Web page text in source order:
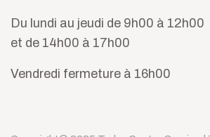
Du lundi au jeudi de 9h00 à 12h00
et de 14h00 à 17h00
Vendredi fermeture à 16h00